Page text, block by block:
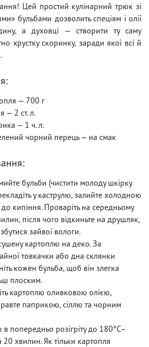
Цей простий кулінарний трюк зі
бульбами дозволить спеціям і олії
а духовці — створити ту саму
хрустку скоринку, заради якої всі й
— 700 г
— 2 ст. л.
— 1 ч. л.
чорний перець — на смак
бульби (чистити молоду шкірку
у каструлю, залийте холодною
кипіння. Проваріть на середньому
після чого відкиньте на друшляк,
зайвої вологи.
картоплю на деко. За
товкачки або дна склянки
кожен бульба, щоб він злегка
плоским.
картоплю оливковою олією,
паприкою, сіллю та чорним
в попередньо розігріту до 180°C–
20 хвилин. Як тільки картопля